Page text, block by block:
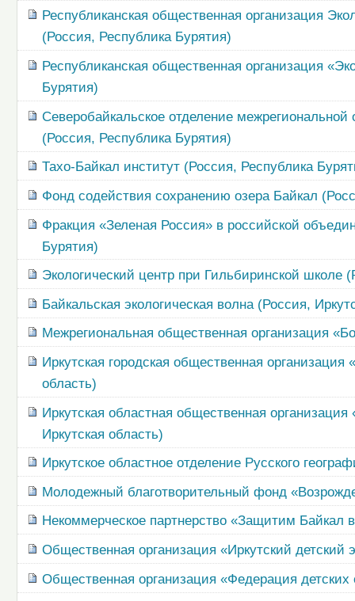
Республиканская общественная организация
(Россия, Республика Бурятия)
Республиканская общественная организация
Бурятия)
Северобайкальское отделение
(Россия, Республика Бурятия)
Тахо-Байкал институт (Россия, Республика
Фонд содействия сохранению озера Байкал
Фракция «Зеленая Россия» в российской
Бурятия)
Экологический центр при Гильбиринской школе
Байкальская экологическая волна (Россия,
Межрегиональная общественная организация
Иркутская городская общественная
область)
Иркутская областная общественная
Иркутская область)
Иркутское областное отделение Русского
Молодежный благотворительный фонд
Некоммерческое партнерство «Защитим Байкал
Общественная организация «Иркутский детский
Общественная организация «Федерация детских